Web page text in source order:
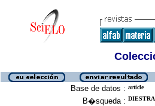
Base de datos : article
B�squeda :